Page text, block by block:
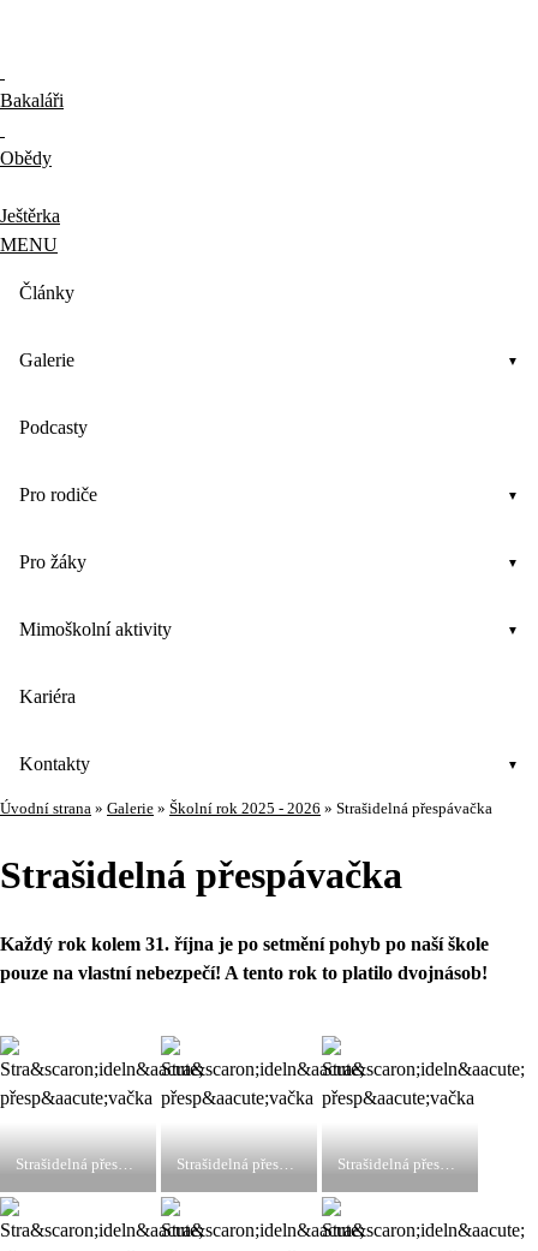
Bakaláři
Obědy
Ještěrka
MENU
Články
Galerie
Podcasty
Pro rodiče
Pro žáky
Mimoškolní aktivity
Kariéra
Kontakty
Úvodní strana » Galerie » Školní rok 2025 - 2026 » Strašidelná přespávačka
Strašidelná přespávačka
Každý rok kolem 31. října je po setmění pohyb po naší škole
pouze na vlastní nebezpečí! A tento rok to platilo dvojnásob!
Strašidelná přespávačka Strašidelná přespávačka Strašidelná přespávačka